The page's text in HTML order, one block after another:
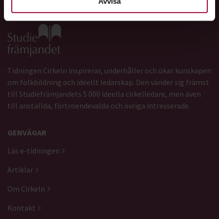
Gå till studiefrämjandets startsida
Tidningen Cirkeln inspirerar, underhåller och ökar kunskapen
om folkbildning och ideellt ledarskap. Den vänder sig främst
till Studiefrämjandets 5 000 ideella cirkelledare, men även
till anställda, förtroendevalda och övriga intresserade.
GENVÄGAR
Läs e-tidningen
Artiklar
Om Cirkeln
Kontakt